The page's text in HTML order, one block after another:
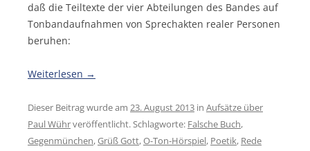
daß die Teiltexte der vier Abteilungen des Bandes auf
Tonbandaufnahmen von Sprechakten realer Personen
beruhen:
Weiterlesen →
Dieser Beitrag wurde am 23. August 2013in Aufsätze über
Paul Wührveröffentlicht. Schlagworte: Falsche Buch,
Gegenmünchen,Grüß Gott,O-Ton-Hörspiel, Poetik, Rede